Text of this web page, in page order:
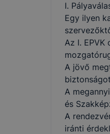
I.
Egy ilyen
Az I.
A jövő
A
és
A
iránti